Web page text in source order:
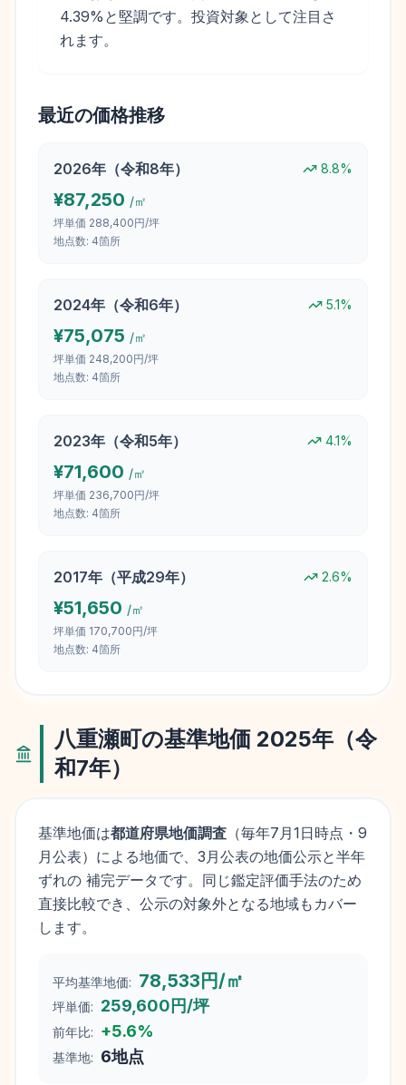
4.39%と堅調です。投資対象として注目さ
れます。
最近の価格推移
2026年（令和8年） 8.8%
¥87,250 /㎡
坪単価 288,400円/坪
地点数: 4箇所
2024年（令和6年） 5.1%
¥75,075 /㎡
坪単価 248,200円/坪
地点数: 4箇所
2023年（令和5年） 4.1%
¥71,600 /㎡
坪単価 236,700円/坪
地点数: 4箇所
2017年（平成29年） 2.6%
¥51,650 /㎡
坪単価 170,700円/坪
地点数: 4箇所
八重瀬町の基準地価 2025年（令
和7年）
基準地価は都道府県地価調査 （毎年7月1日時点・9
月公表）による地価で、3月公表の地価公示と半年
ずれの 補完データです。同じ鑑定評価手法のため
直接比較でき、公示の対象外となる地域もカバー
します。
平均基準地価: 78,533円/㎡
坪単価: 259,600円/坪
前年比: +5.6%
基準地: 6地点